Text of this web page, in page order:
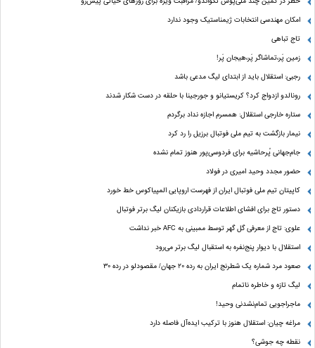
امکان مهندسی انتخابات ژیمناستیک وجود ندارد
تاج تباهی
زمین پَر،تماشاگر پَر،هیجان پَر!
رجبی: استقلال باید از ابتدای لیگ مدعی باشد
رونالدو ازدواج کرد؟ کریستیانو و جورجینا با حلقه در دست شکار شدند
ستاره خارجی استقلال: همسرم اجازه نداد برگردم
نیمار بازگشت به تیم ملی فوتبال برزیل را رد کرد
جام‌جهانی پُرحاشیه برای فردوسی‌پور هنوز تمام نشده
حضور مجدد وحید امیری در فولاد
کاپیتان تیم ملی فوتبال ایران از فهرست اروپایی المپیاکوس خط خورد
دستور تاج برای افشای اطلاعات قراردادی بازیکنان لیگ برتر فوتبال
علوی: تاج از معرفی گل گهر توسط ممبینی به AFC خبر نداشت
استقلال با دیوار پنج‌نفره به استقبال لیگ برتر می‌رود
صعود مرد شماره یک شطرنج ایران به رده ۲۰ جهان/ مقصودلو در رده ۳۰
لیگ تازه و خاطره ناتمام
ماجراجویی تمام‌نشدنی وحید!
مراغه چیان: استقلال هنوز با ترکیب ایده‌آل فاصله دارد
نقطه چه جوشی؟